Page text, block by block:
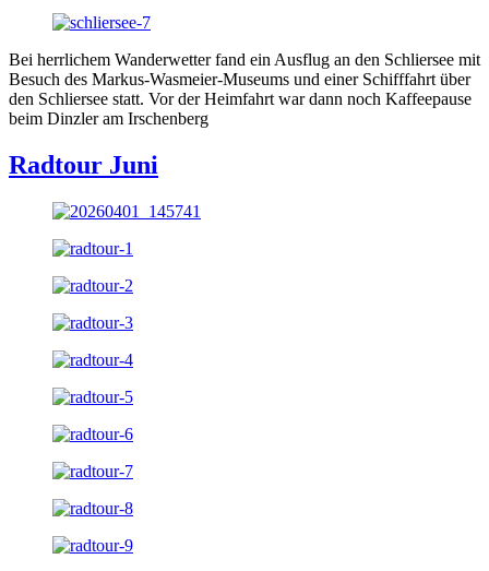
Bei herrlichem Wanderwetter fand ein Ausflug an den Schliersee mit
Besuch des Markus-Wasmeier-Museums und einer Schifffahrt über
den Schliersee statt. Vor der Heimfahrt war dann noch Kaffeepause
beim Dinzler am Irschenberg
Radtour Juni